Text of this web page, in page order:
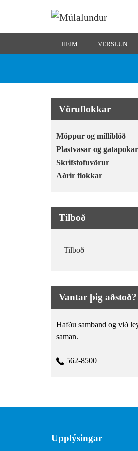
HEIM VERSLUN
Vöruflokkar
Möppur og milliblöð
Plastvasar og gatapokar
Skrifstofuvörur
Aðrir flokkar
Tilboð
Tilboð
Vantar þig aðstoð?
Hafðu samband og við
saman.
562-8500
Upplýsingar